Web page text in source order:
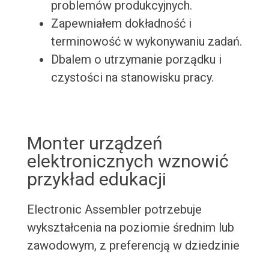
problemów produkcyjnych.
Zapewniałem dokładność i
terminowość w wykonywaniu zadań.
Dbalem o utrzymanie porządku i
czystości na stanowisku pracy.
Monter urządzeń
elektronicznych wznowić
przykład edukacji
Electronic Assembler potrzebuje
wykształcenia na poziomie średnim lub
zawodowym, z preferencją w dziedzinie